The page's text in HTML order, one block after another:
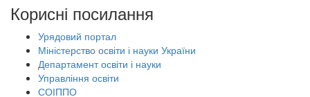
Корисні посилання
Урядовий портал
Міністерство освіти і науки України
Департамент освіти і науки
Управління освіти
СОІППО